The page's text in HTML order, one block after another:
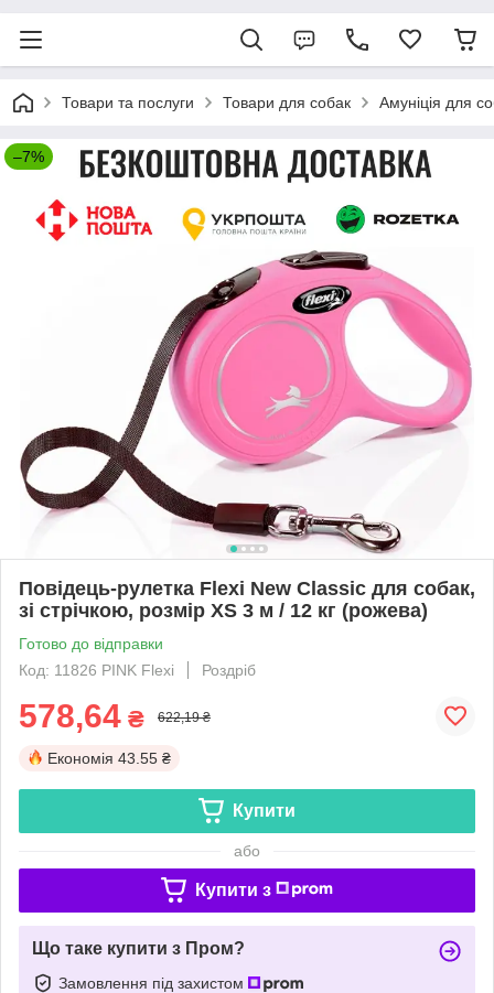
Товари та послуги Товари для собак Амуніція для
–7%
Повідець-рулетка Flexi New Classic для собак,
зі стрічкою, розмір XS 3 м / 12 кг (рожева)
Готово до відправки
Код: 11826 PINK Flexi
Роздріб
578,64 ₴ 622,19 ₴
Економія 43.55 ₴
Купити
або
Купити з
Що таке купити з Пром?
Замовлення під захистом